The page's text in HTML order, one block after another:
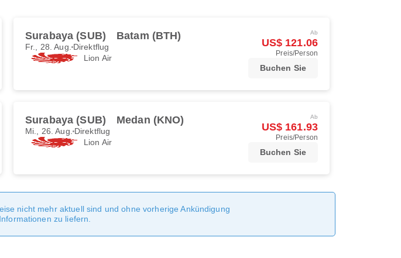
Surabaya (SUB) Batam (BTH)
Fr., 28. Aug. Direktflug
Lion Air
Ab
US$ 121.06
Preis/Person
Buchen Sie
Surabaya (SUB) Medan (KNO)
Mi., 26. Aug. Direktflug
Lion Air
Ab
US$ 161.93
Preis/Person
Buchen Sie
nicht mehr aktuell sind und ohne vorherige Ankündigung
zu liefern.